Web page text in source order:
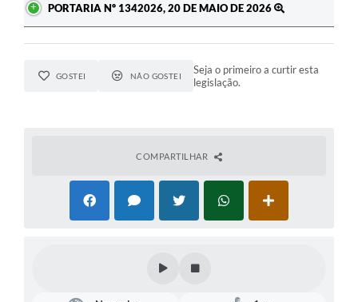
PORTARIA Nº 1342026, 20 DE MAIO DE 2026
GOSTEI NÃO GOSTEI
Seja o primeiro a curtir esta
legislação.
COMPARTILHAR